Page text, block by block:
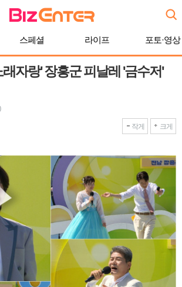
스페셜 라이프 포토·영상
자랑' 장흥군 피날레 '금수저'
작게 크게